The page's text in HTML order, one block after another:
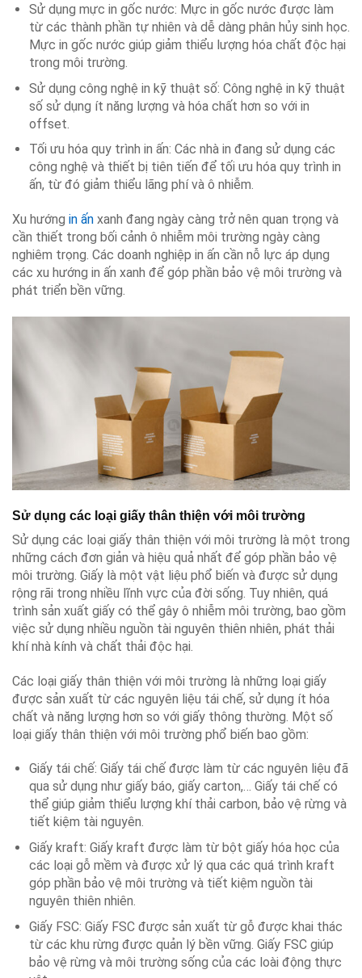
Sử dụng mực in gốc nước: Mực in gốc nước được làm
từ các thành phần tự nhiên và dễ dàng phân hủy sinh học.
Mực in gốc nước giúp giảm thiểu lượng hóa chất độc hại
trong môi trường.
Sử dụng công nghệ in kỹ thuật số: Công nghệ in kỹ thuật
số sử dụng ít năng lượng và hóa chất hơn so với in
offset.
Tối ưu hóa quy trình in ấn: Các nhà in đang sử dụng các
công nghệ và thiết bị tiên tiến để tối ưu hóa quy trình in
ấn, từ đó giảm thiểu lãng phí và ô nhiễm.
Xu hướng in ấn xanh đang ngày càng trở nên quan trọng và
cần thiết trong bối cảnh ô nhiễm môi trường ngày càng
nghiêm trọng. Các doanh nghiệp in ấn cần nỗ lực áp dụng
các xu hướng in ấn xanh để góp phần bảo vệ môi trường và
phát triển bền vững.
Sử dụng các loại giấy thân thiện với môi trường
Sử dụng các loại giấy thân thiện với môi trường là một trong
những cách đơn giản và hiệu quả nhất để góp phần bảo vệ
môi trường. Giấy là một vật liệu phổ biến và được sử dụng
rộng rãi trong nhiều lĩnh vực của đời sống. Tuy nhiên, quá
trình sản xuất giấy có thể gây ô nhiễm môi trường, bao gồm
việc sử dụng nhiều nguồn tài nguyên thiên nhiên, phát thải
khí nhà kính và chất thải độc hại.
Các loại giấy thân thiện với môi trường là những loại giấy
được sản xuất từ các nguyên liệu tái chế, sử dụng ít hóa
chất và năng lượng hơn so với giấy thông thường. Một số
loại giấy thân thiện với môi trường phổ biến bao gồm:
Giấy tái chế: Giấy tái chế được làm từ các nguyên liệu đã
qua sử dụng như giấy báo, giấy carton,… Giấy tái chế có
thể giúp giảm thiểu lượng khí thải carbon, bảo vệ rừng và
tiết kiệm tài nguyên.
Giấy kraft: Giấy kraft được làm từ bột giấy hóa học của
các loại gỗ mềm và được xử lý qua các quá trình kraft
góp phần bảo vệ môi trường và tiết kiệm nguồn tài
nguyên thiên nhiên.
Giấy FSC: Giấy FSC được sản xuất từ gỗ được khai thác
từ các khu rừng được quản lý bền vững. Giấy FSC giúp
bảo vệ rừng và môi trường sống của các loài động thực